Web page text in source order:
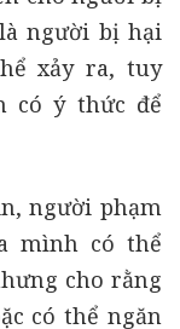
người bị hại
xảy ra, tuy
có ý thức để
người phạm
mình có thể
cho rằng
có thể ngăn